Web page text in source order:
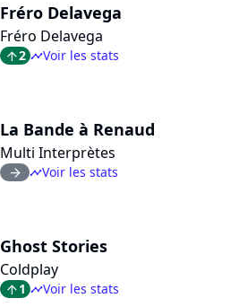
Fréro Delavega
Fréro Delavega
arrow_top2 timelineVoir les stats
La Bande à Renaud
Multi Interprètes
arrow_right timelineVoir les stats
Ghost Stories
Coldplay
arrow_top1 timelineVoir les stats